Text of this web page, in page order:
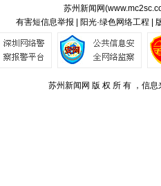
苏州新闻网(
有害短信息举报 | 阳光·绿色网络工程 |
苏州新闻网 版 权 所 有 ，信